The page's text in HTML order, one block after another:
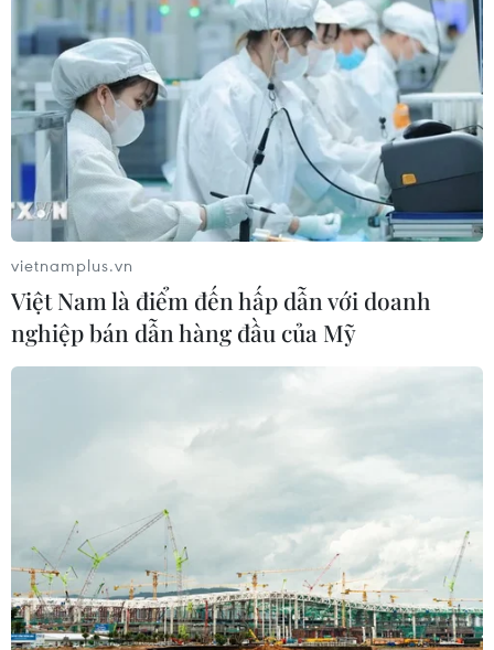
Xem thêm
CƠ QUAN CHỦ QUẢN: THÔNG TẤN XÃ VIỆT NAM
Phó Tổng Biên tập: NGUYỄN THỊ TÁM, KHÚC THANH
THỦY
Quy định sử dụng
Hỗ trợ
Liên hệ
vietnamplus.vn
Việt Nam là điểm đến hấp dẫn với doanh
nghiệp bán dẫn hàng đầu của Mỹ